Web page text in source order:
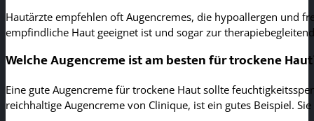
Hautärzte empfehlen oft Augencremes, die hypoallergen und
empfindliche Haut geeignet ist und sogar zur
Welche Augencreme ist am besten für trockene
Eine gute Augencreme für trockene Haut sollte
reichhaltige Augencreme von Clinique, ist ein gutes Beispiel.